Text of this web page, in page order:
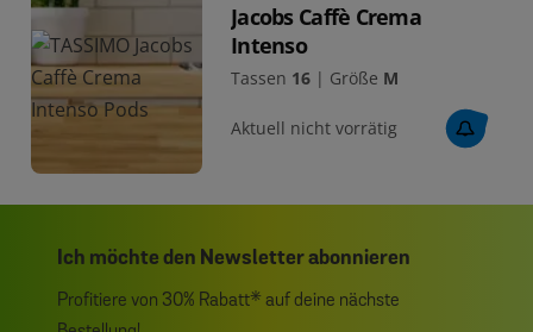
Jacobs Caffè Crema
Intenso
Tassen 16 | Größe M
Aktuell nicht vorrätig
Ich möchte den Newsletter abonnieren
Profitiere von 30% Rabatt* auf deine nächste